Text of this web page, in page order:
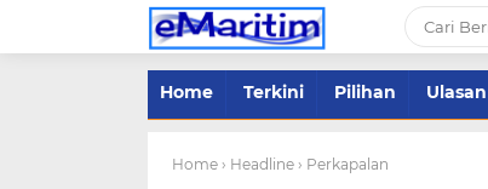
Home Terkini Pilihan Ulasan
Home › Headline › Perkapalan